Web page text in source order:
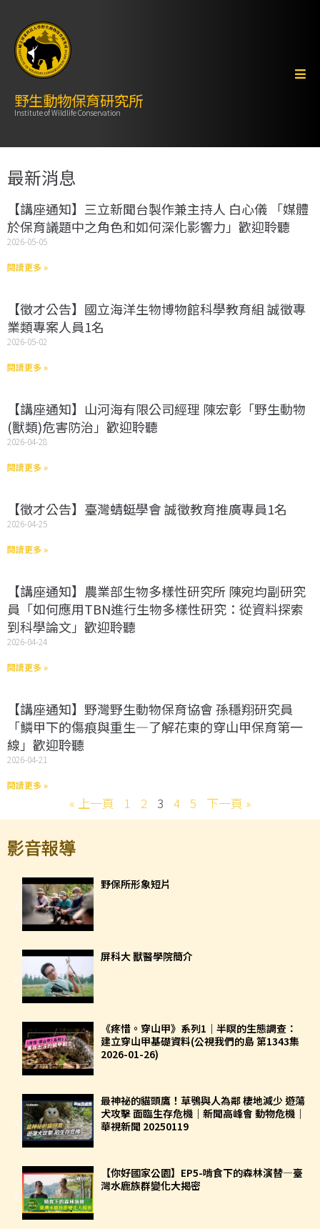
野生動物保育研究所
Institute of Wildlife Conservation
最新消息
【講座通知】三立新聞台製作兼主持人 白心儀 「媒體
於保育議題中之角色和如何深化影響力」歡迎聆聽
2026-05-05
閱讀更多 »
【徵才公告】國立海洋生物博物館科學教育組 誠徵專
業類專案人員1名
2026-05-02
閱讀更多 »
【講座通知】山河海有限公司經理 陳宏彰「野生動物
(獸類)危害防治」歡迎聆聽
2026-04-28
閱讀更多 »
【徵才公告】臺灣蜻蜓學會 誠徵教育推廣專員1名
2026-04-25
閱讀更多 »
【講座通知】農業部生物多樣性研究所 陳宛均副研究
員「如何應用TBN進行生物多樣性研究：從資料探索
到科學論文」歡迎聆聽
2026-04-24
閱讀更多 »
【講座通知】野灣野生動物保育協會 孫穩翔研究員
「鱗甲下的傷痕與重生—了解花東的穿山甲保育第一
線」歡迎聆聽
2026-04-21
閱讀更多 »
« 上一頁 1 2 3 4 5 下一頁 »
影音報導
1
野保所形象短片
2
屏科大 獸醫學院簡介
3
《疼惜。穿山甲》系列1｜半瞑的生態調查：
建立穿山甲基礎資料(公視我們的島 第1343集
2026-01-26)
4
最神祕的貓頭鷹！草鴞與人為鄰 棲地減少 遊蕩
犬攻擊 面臨生存危機｜新聞高峰會 動物危機｜
華視新聞 20250119
5
【你好國家公園】EP5-啃食下的森林演替—臺
灣水鹿族群變化大揭密